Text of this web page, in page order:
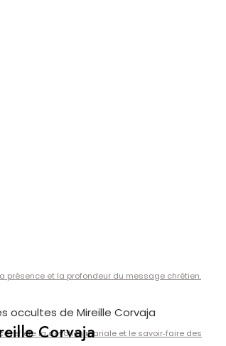
présence et la profondeur du message chrétien.
reflète la dévotion mariale et le savoir‑faire des
occultes de Mireille Corvaja
Corvaja